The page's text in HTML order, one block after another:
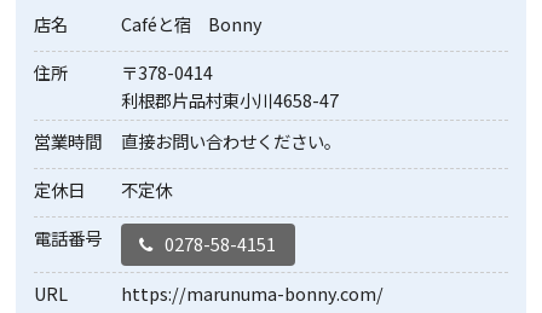
店名
Caféと宿 Bonny
住所
〒378-0414
利根郡片品村東小川4658-47
営業時間
直接お問い合わせください。
定休日
不定休
電話番号
0278-58-4151
URL
https://marunuma-bonny.com/